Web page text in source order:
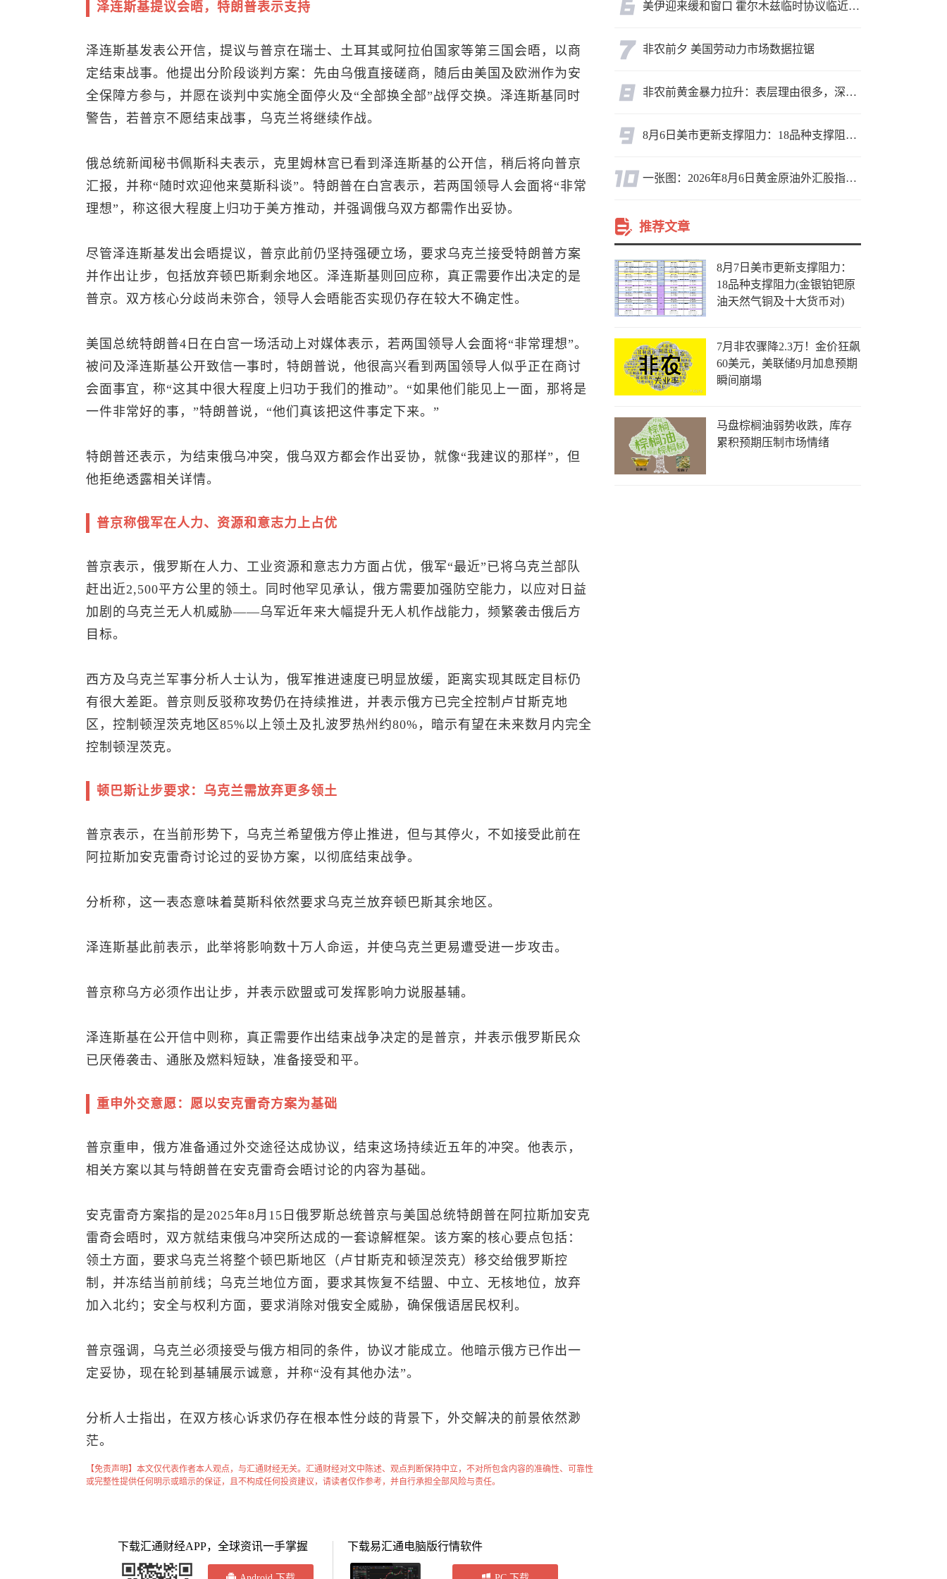
泽连斯基提议会晤，特朗普表示支持
泽连斯基发表公开信，提议与普京在瑞士、土耳其或阿拉伯国家等第三国会晤，以商
定结束战事。他提出分阶段谈判方案：先由乌俄直接磋商，随后由美国及欧洲作为安
全保障方参与，并愿在谈判中实施全面停火及“全部换全部”战俘交换。泽连斯基同时
警告，若普京不愿结束战事，乌克兰将继续作战。
俄总统新闻秘书佩斯科夫表示，克里姆林宫已看到泽连斯基的公开信，稍后将向普京
汇报，并称“随时欢迎他来莫斯科谈”。特朗普在白宫表示，若两国领导人会面将“非常
理想”，称这很大程度上归功于美方推动，并强调俄乌双方都需作出妥协。
尽管泽连斯基发出会晤提议，普京此前仍坚持强硬立场，要求乌克兰接受特朗普方案
并作出让步，包括放弃顿巴斯剩余地区。泽连斯基则回应称，真正需要作出决定的是
普京。双方核心分歧尚未弥合，领导人会晤能否实现仍存在较大不确定性。
美国总统特朗普4日在白宫一场活动上对媒体表示，若两国领导人会面将“非常理想”。
被问及泽连斯基公开致信一事时，特朗普说，他很高兴看到两国领导人似乎正在商讨
会面事宜，称“这其中很大程度上归功于我们的推动”。“如果他们能见上一面，那将是
一件非常好的事，”特朗普说，“他们真该把这件事定下来。”
特朗普还表示，为结束俄乌冲突，俄乌双方都会作出妥协，就像“我建议的那样”，但
他拒绝透露相关详情。
普京称俄军在人力、资源和意志力上占优
普京表示，俄罗斯在人力、工业资源和意志力方面占优，俄军“最近”已将乌克兰部队
赶出近2,500平方公里的领土。同时他罕见承认，俄方需要加强防空能力，以应对日益
加剧的乌克兰无人机威胁——乌军近年来大幅提升无人机作战能力，频繁袭击俄后方
目标。
西方及乌克兰军事分析人士认为，俄军推进速度已明显放缓，距离实现其既定目标仍
有很大差距。普京则反驳称攻势仍在持续推进，并表示俄方已完全控制卢甘斯克地
区，控制顿涅茨克地区85%以上领土及扎波罗热州约80%，暗示有望在未来数月内完全
控制顿涅茨克。
顿巴斯让步要求：乌克兰需放弃更多领土
普京表示，在当前形势下，乌克兰希望俄方停止推进，但与其停火，不如接受此前在
阿拉斯加安克雷奇讨论过的妥协方案，以彻底结束战争。
分析称，这一表态意味着莫斯科依然要求乌克兰放弃顿巴斯其余地区。
泽连斯基此前表示，此举将影响数十万人命运，并使乌克兰更易遭受进一步攻击。
普京称乌方必须作出让步，并表示欧盟或可发挥影响力说服基辅。
泽连斯基在公开信中则称，真正需要作出结束战争决定的是普京，并表示俄罗斯民众
已厌倦袭击、通胀及燃料短缺，准备接受和平。
重申外交意愿：愿以安克雷奇方案为基础
普京重申，俄方准备通过外交途径达成协议，结束这场持续近五年的冲突。他表示，
相关方案以其与特朗普在安克雷奇会晤讨论的内容为基础。
安克雷奇方案指的是2025年8月15日俄罗斯总统普京与美国总统特朗普在阿拉斯加安克
雷奇会晤时，双方就结束俄乌冲突所达成的一套谅解框架。该方案的核心要点包括：
领土方面，要求乌克兰将整个顿巴斯地区（卢甘斯克和顿涅茨克）移交给俄罗斯控
制，并冻结当前前线；乌克兰地位方面，要求其恢复不结盟、中立、无核地位，放弃
加入北约；安全与权利方面，要求消除对俄安全威胁，确保俄语居民权利。
普京强调，乌克兰必须接受与俄方相同的条件，协议才能成立。他暗示俄方已作出一
定妥协，现在轮到基辅展示诚意，并称“没有其他办法”。
分析人士指出，在双方核心诉求仍存在根本性分歧的背景下，外交解决的前景依然渺
茫。
【免责声明】本文仅代表作者本人观点，与汇通财经无关。汇通财经对文中陈述、观点判断保持中立，不对所包含内容的准确性、可靠性
或完整性提供任何明示或暗示的保证，且不构成任何投资建议，请读者仅作参考，并自行承担全部风险与责任。
下载汇通财经APP，全球资讯一手掌握 下载易汇通电脑版行情软件
美伊迎来缓和窗口 霍尔木兹临时协议临近落地
非农前夕 美国劳动力市场数据拉锯
非农前黄金暴力拉升：表层理由很多，深层逻辑却让人困惑
8月6日美市更新支撑阻力：18品种支撑阻力(金银铂钯原油天然气铜及十大货币对)
一张图：2026年8月6日黄金原油外汇股指“枢纽点+多空持仓信号”一览
推荐文章
8月7日美市更新支撑阻力：
18品种支撑阻力(金银铂钯原
油天然气铜及十大货币对)
7月非农骤降2.3万！金价狂飙
60美元，美联储9月加息预期
瞬间崩塌
马盘棕榈油弱势收跌，库存
累积预期压制市场情绪